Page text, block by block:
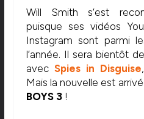
Will Smith s’est
puisque ses vidéos
Instagram sont parmi
l’année. Il sera bientôt
avec Spies in Disguise
Mais la nouvelle est
BOYS 3!